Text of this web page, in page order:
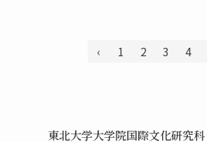
‹ 1 2 3 4
東北大学大学院国際文化研究科